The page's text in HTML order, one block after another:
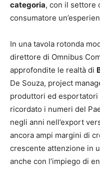
categoria, con il settore
consumatore
In una tavola rotonda
direttore di Omnibus
approfondite le realtà di
De Souza, project
produttori ed
ricordato i numeri del
negli anni nell’export
ancora ampi margini di
crescente attenzione in
anche con l’impiego di